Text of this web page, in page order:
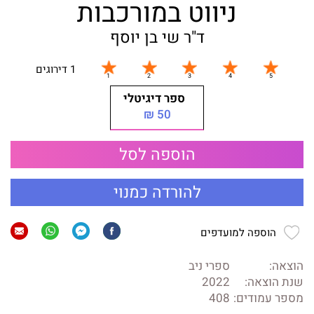
ניווט במורכבות
ד"ר שי בן יוסף
1 דירוגים
ספר דיגיטלי
50 ₪
הוספה לסל
להורדה כמנוי
הוספה למועדפים
הוצאה:
ספרי ניב
שנת הוצאה:
2022
מספר עמודים: 408